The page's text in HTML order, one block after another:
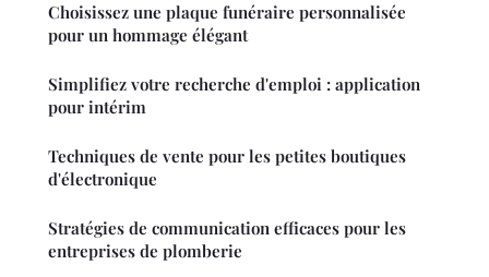
Choisissez une plaque funéraire personnalisée
pour un hommage élégant
Simplifiez votre recherche d'emploi : application
pour intérim
Techniques de vente pour les petites boutiques
d'électronique
Stratégies de communication efficaces pour les
entreprises de plomberie